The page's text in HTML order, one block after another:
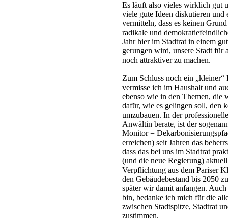
Es läuft also vieles wirklich gut
viele gute Ideen diskutieren und
vermitteln, dass es keinen
radikale und
Jahr hier im Stadtrat in einem
gerungen wird, unsere Stadt
noch attraktiver zu machen.
Zum Schluss noch ein
vermisse ich im Haushalt und
ebenso wie in den Themen, die
dafür, wie es gelingen soll, den
umzubauen. In der
Anwältin berate, ist der
Monitor =
erreichen) seit Jahren das
dass das bei uns im Stadtrat
(und die neue Regierung)
Verpflichtung aus dem Pariser
den Gebäudebestand bis 2050
später wir damit anfangen.
bin, bedanke ich mich für die
zwischen Stadtspitze, Stadtrat
zustimmen.